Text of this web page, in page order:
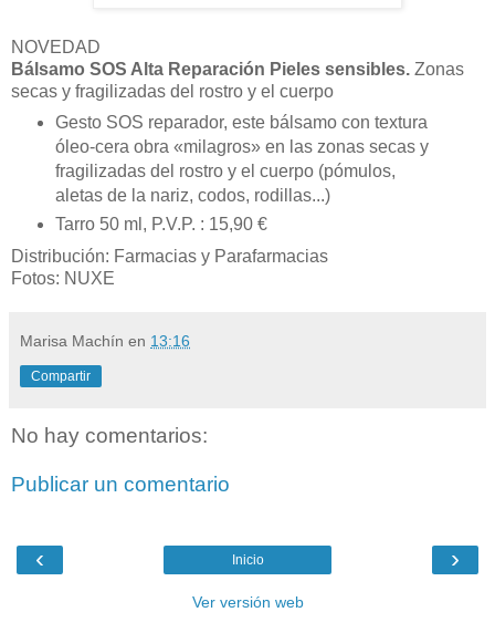
NOVEDAD
Bálsamo SOS Alta Reparación Pieles sensibles. Zonas
secas y fragilizadas del rostro y el cuerpo
Gesto SOS reparador, este bálsamo con textura
óleo-cera obra «milagros» en las zonas secas y
fragilizadas del rostro y el cuerpo (pómulos,
aletas de la nariz, codos, rodillas...)
Tarro 50 ml, P.V.P. : 15,90 €
Distribución: Farmacias y Parafarmacias
Fotos: NUXE
Marisa Machín en 13:16
Compartir
No hay comentarios:
Publicar un comentario
‹ ›
Inicio
Ver versión web